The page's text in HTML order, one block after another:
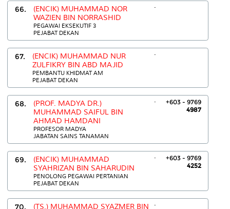
66.
(ENCIK) MUHAMMAD NOR
WAZIEN BIN NORRASHID
PEGAWAI EKSEKUTIF 3
PEJABAT DEKAN
.
67.
(ENCIK) MUHAMMAD NUR
ZULFIKRY BIN ABD MAJID
PEMBANTU KHIDMAT AM
PEJABAT DEKAN
.
68.
(PROF. MADYA DR.)
MUHAMMAD SAIFUL BIN
AHMAD HAMDANI
PROFESOR MADYA
JABATAN SAINS TANAMAN
.
+603 - 9769
4987
69.
(ENCIK) MUHAMMAD
SYAHRIZAN BIN SAHARUDIN
PENOLONG PEGAWAI PERTANIAN
PEJABAT DEKAN
.
+603 - 9769
4252
70.
(TS.) MUHAMMAD SYAZMER BIN
.